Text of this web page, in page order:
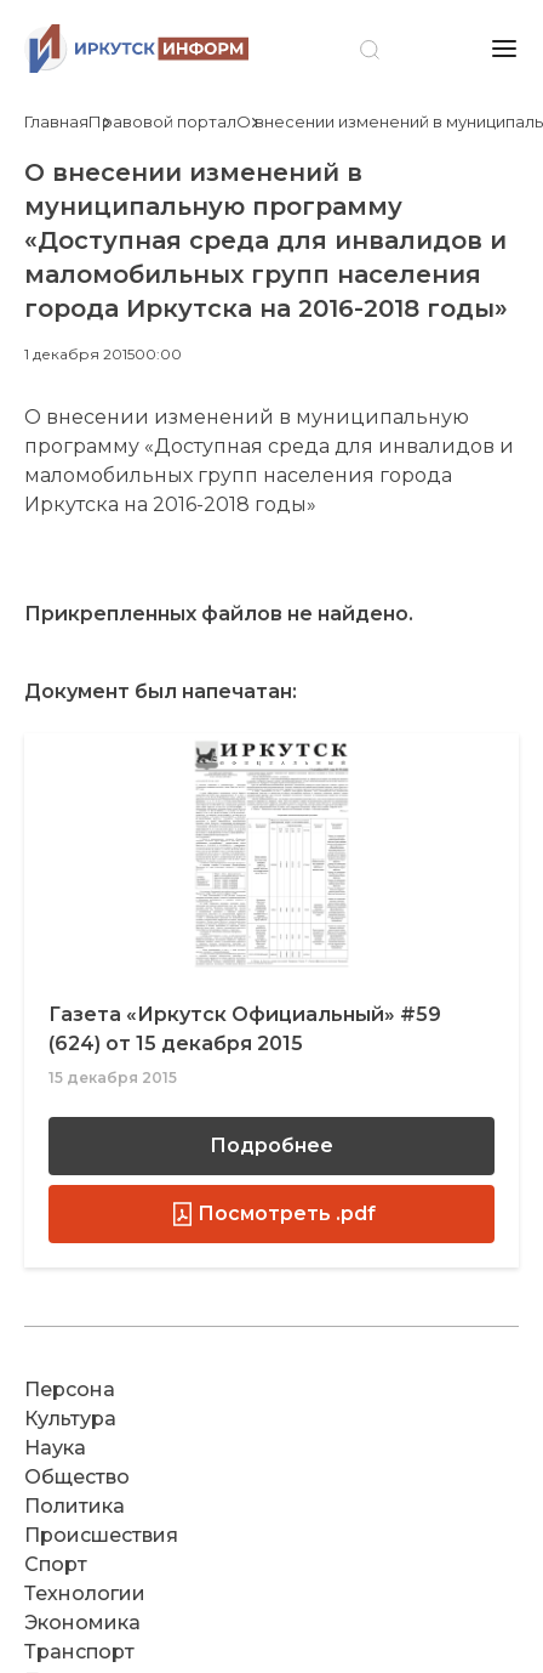
ГлавнаяПравовой порталО внесении изменений в
О внесении изменений в
муниципальную программу
«Доступная среда для инвалидов и
маломобильных групп населения
города Иркутска на 2016-2018 годы»
1 декабря 201500:00
О внесении изменений в муниципальную
программу «Доступная среда для инвалидов и
маломобильных групп населения города
Иркутска на 2016-2018 годы»
Прикрепленных файлов не найдено.
Документ был напечатан:
Газета «Иркутск Официальный» #59
(624) от 15 декабря 2015
15 декабря 2015
Подробнее
Посмотреть .pdf
Персона
Культура
Наука
Общество
Политика
Происшествия
Спорт
Технологии
Экономика
Транспорт